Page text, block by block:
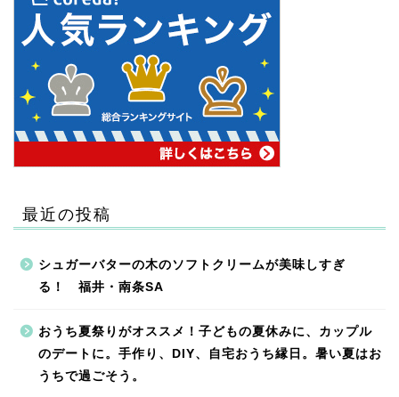
最近の投稿
シュガーバターの木のソフトクリームが美味しすぎ
る！ 福井・南条SA
おうち夏祭りがオススメ！子どもの夏休みに、カップル
のデートに。手作り、DIY、自宅おうち縁日。暑い夏はお
うちで過ごそう。